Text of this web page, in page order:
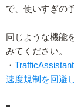
で、使いすぎの
同じような機能
みてください。
・
速度規制を回避